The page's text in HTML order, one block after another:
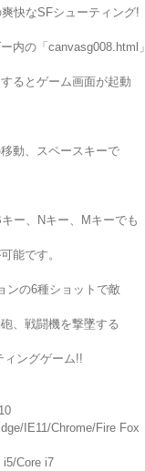
快なSFシューティング!
内の「canvasg008.html」
るとゲーム画面が起動
動、スペースキーで
ー、Nキー、Mキーでも
能です。
ンの6種ショットで敵
、戦闘機を撃墜する
ィングゲーム!!
IE11/Chrome/Fire Fox
i5/Core i7